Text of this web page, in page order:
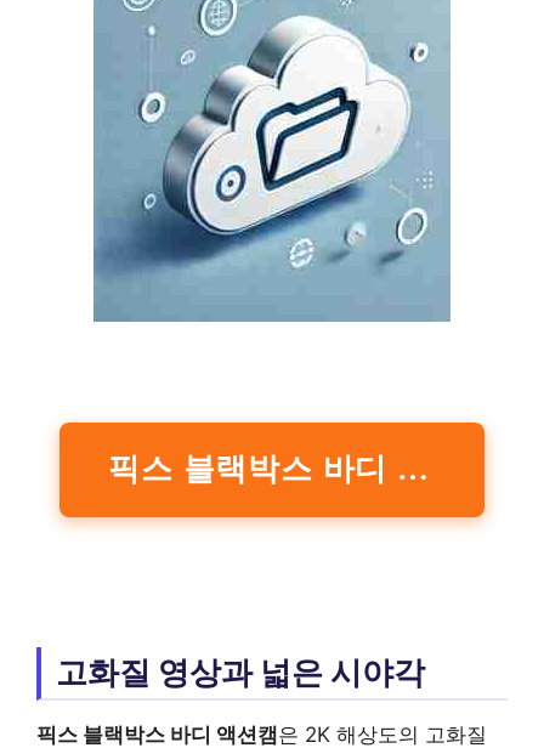
픽스 블랙박스 바디 액션캠 XAC-302
고화질 영상과 넓은 시야각
픽스 블랙박스 바디 액션캠은 2K 해상도의 고화질